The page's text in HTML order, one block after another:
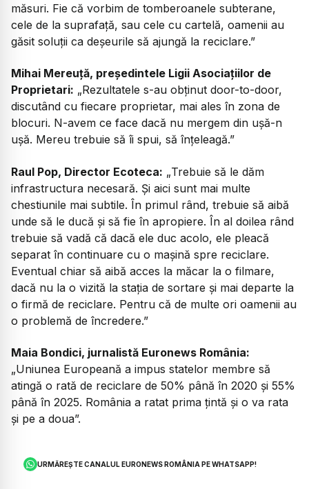
măsuri. Fie că vorbim de tomberoanele subterane,
cele de la suprafață, sau cele cu cartelă, oamenii au
găsit soluții ca deșeurile să ajungă la reciclare.”
Mihai Mereuță, președintele Ligii Asociațiilor de
Proprietari: „Rezultatele s-au obținut door-to-door,
discutând cu fiecare proprietar, mai ales în zona de
blocuri. N-avem ce face dacă nu mergem din ușă-n
ușă. Mereu trebuie să îi spui, să înțeleagă.”
Raul Pop, Director Ecoteca: „Trebuie să le dăm
infrastructura necesară. Și aici sunt mai multe
chestiunile mai subtile. În primul rând, trebuie să aibă
unde să le ducă și să fie în apropiere. În al doilea rând
trebuie să vadă că dacă ele duc acolo, ele pleacă
separat în continuare cu o mașină spre reciclare.
Eventual chiar să aibă acces la măcar la o filmare,
dacă nu la o vizită la stația de sortare și mai departe la
o firmă de reciclare. Pentru că de multe ori oamenii au
o problemă de încredere.”
Maia Bondici, jurnalistă Euronews România:
„Uniunea Europeană a impus statelor membre să
atingă o rată de reciclare de 50% până în 2020 și 55%
până în 2025. România a ratat prima țintă și o va rata
și pe a doua”.
URMĂREȘTE CANALUL EURONEWS ROMÂNIA PE WHATSAPP!